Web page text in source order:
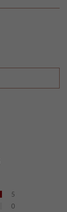
5
0